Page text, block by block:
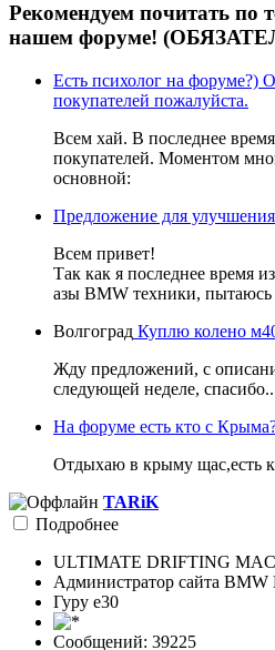
Рекомендуем почитать по
нашем форуме!
Есть психолог на форуме?)
покупателей пожалуйста.
Всем хай. В последнее
покупателей. Моментом
основной:
Предложение для
Всем привет!
Так как я последнее время
азы BMW техники, пытаюсь
Волгоград Куплю колено
Жду предложений, с
следующей неделе,
На форуме есть кто с
Отдыхаю в крыму щас,есть
TARiK
Подробнее
ULTIMATE DRIFTING
Администратор сайта
Гуру е30
Сообщений: 39225